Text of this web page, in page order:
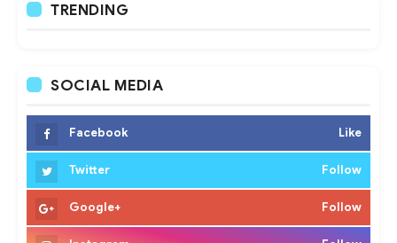
TRENDING
SOCIAL MEDIA
Facebook Like
Twitter Follow
Google+ Follow